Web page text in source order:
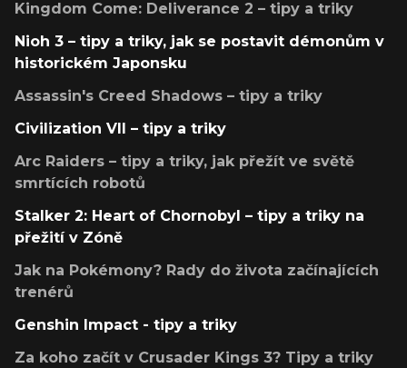
Kingdom Come: Deliverance 2 – tipy a triky
Nioh 3 – tipy a triky, jak se postavit démonům v
historickém Japonsku
Assassin's Creed Shadows – tipy a triky
Civilization VII – tipy a triky
Arc Raiders – tipy a triky, jak přežít ve světě
smrtících robotů
Stalker 2: Heart of Chornobyl – tipy a triky na
přežití v Zóně
Jak na Pokémony? Rady do života začínajících
trenérů
Genshin Impact - tipy a triky
Za koho začít v Crusader Kings 3? Tipy a triky